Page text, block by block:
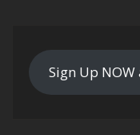
Sign Up